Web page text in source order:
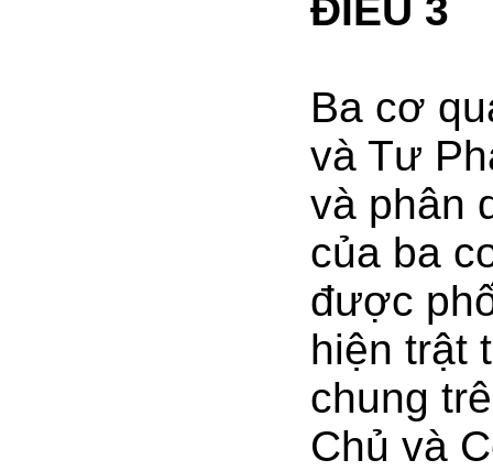
ĐIỀU 3
Ba cơ
và Tư
và phân
của ba
được
hiện trật
chung
Chủ và